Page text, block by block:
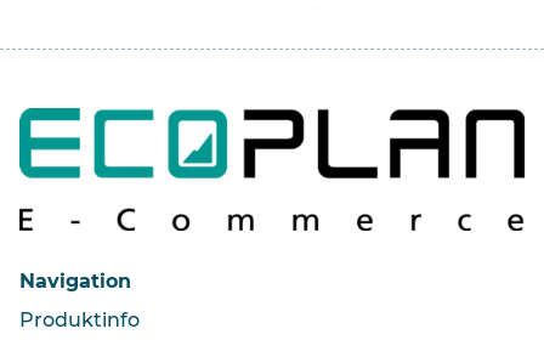
Navigation
Produktinfo